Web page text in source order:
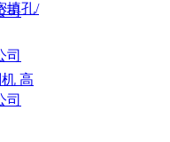
填孔/
高
司
司
司